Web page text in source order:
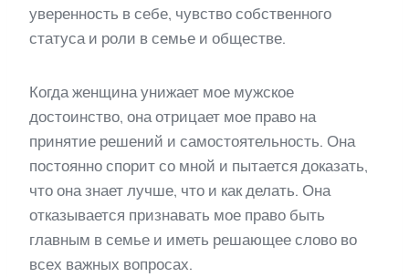
уверенность в себе, чувство собственного
статуса и роли в семье и обществе.
Когда женщина унижает мое мужское
достоинство, она отрицает мое право на
принятие решений и самостоятельность. Она
постоянно спорит со мной и пытается доказать,
что она знает лучше, что и как делать. Она
отказывается признавать мое право быть
главным в семье и иметь решающее слово во
всех важных вопросах.